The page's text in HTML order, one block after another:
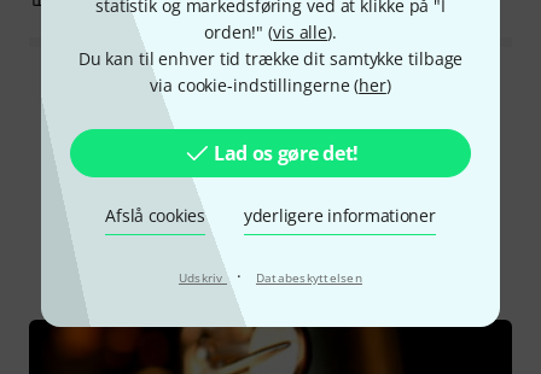
statistik og markedsføring ved at klikke på "I
orden!" (vis alle).
Du kan til enhver tid trække dit samtykke tilbage
via cookie-indstillingerne (her)
Lad os gøre det!
Afslå cookies yderligere informationer
Udskriv · Databeskyttelsen
Læs alle anmeldelser
Vidste du?
Alle